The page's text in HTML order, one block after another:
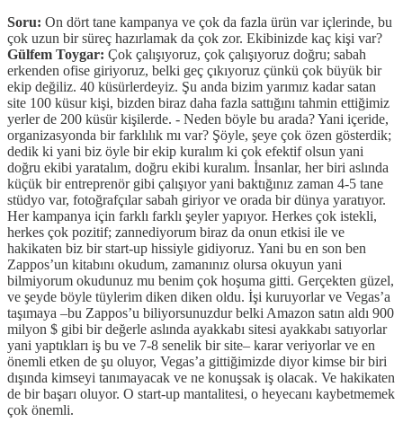
Soru: On dört tane kampanya ve çok da fazla ürün var içlerinde, bu
çok uzun bir süreç hazırlamak da çok zor. Ekibinizde kaç kişi var?
Gülfem Toygar: Çok çalışıyoruz, çok çalışıyoruz doğru; sabah
erkenden ofise giriyoruz, belki geç çıkıyoruz çünkü çok büyük bir
ekip değiliz. 40 küsürlerdeyiz. Şu anda bizim yarımız kadar satan
site 100 küsur kişi, bizden biraz daha fazla sattığını tahmin ettiğimiz
yerler de 200 küsür kişilerde. - Neden böyle bu arada? Yani içeride,
organizasyonda bir farklılık mı var? Şöyle, şeye çok özen gösterdik;
dedik ki yani biz öyle bir ekip kuralım ki çok efektif olsun yani
doğru ekibi yaratalım, doğru ekibi kuralım. İnsanlar, her biri aslında
küçük bir entreprenör gibi çalışıyor yani baktığınız zaman 4-5 tane
stüdyo var, fotoğrafçılar sabah giriyor ve orada bir dünya yaratıyor.
Her kampanya için farklı farklı şeyler yapıyor. Herkes çok istekli,
herkes çok pozitif; zannediyorum biraz da onun etkisi ile ve
hakikaten biz bir start-up hissiyle gidiyoruz. Yani bu en son ben
Zappos’un kitabını okudum, zamanınız olursa okuyun yani
bilmiyorum okudunuz mu benim çok hoşuma gitti. Gerçekten güzel,
ve şeyde böyle tüylerim diken diken oldu. İşi kuruyorlar ve Vegas’a
taşımaya –bu Zappos’u biliyorsunuzdur belki Amazon satın aldı 900
milyon $ gibi bir değerle aslında ayakkabı sitesi ayakkabı satıyorlar
yani yaptıkları iş bu ve 7-8 senelik bir site– karar veriyorlar ve en
önemli etken de şu oluyor, Vegas’a gittiğimizde diyor kimse bir biri
dışında kimseyi tanımayacak ve ne konuşsak iş olacak. Ve hakikaten
de bir başarı oluyor. O start-up mantalitesi, o heyecanı kaybetmemek
çok önemli.